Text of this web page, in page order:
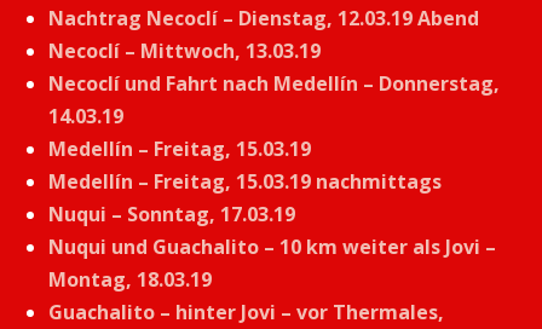
Nachtrag Necoclí – Dienstag, 12.03.19 Abend
Necoclí – Mittwoch, 13.03.19
Necoclí und Fahrt nach Medellín – Donnerstag,
14.03.19
Medellín – Freitag, 15.03.19
Medellín – Freitag, 15.03.19 nachmittags
Nuqui – Sonntag, 17.03.19
Nuqui und Guachalito – 10 km weiter als Jovi –
Montag, 18.03.19
Guachalito – hinter Jovi – vor Thermales,